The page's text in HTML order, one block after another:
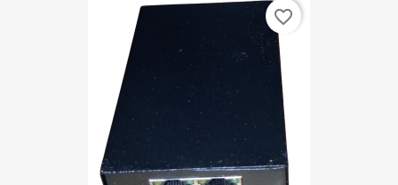
favorite_border